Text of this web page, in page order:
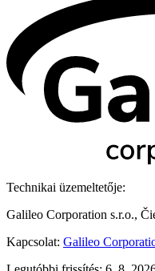
Technikai üzemeltetője:
Galileo Corporation s.r.o.,
Kapcsolat: Galileo